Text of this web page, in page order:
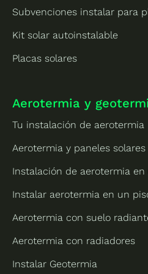
Subvenciones instalar para
Kit solar autoinstalable
Placas solares
Aerotermia y
Tu instalación de aerotermia
Aerotermia y paneles solares
Instalación de aerotermia
Instalar aerotermia en un
Aerotermia con suelo
Aerotermia con radiadores
Instalar Geotermia